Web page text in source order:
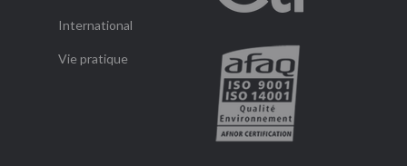
International
Vie pratique